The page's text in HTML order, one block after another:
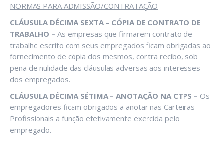
NORMAS PARA ADMISSÃO/CONTRATAÇÃO
CLÁUSULA DÉCIMA SEXTA – CÓPIA DE CONTRATO DE
TRABALHO – As empresas que firmarem contrato de
trabalho escrito com seus empregados ficam obrigadas ao
fornecimento de cópia dos mesmos, contra recibo, sob
pena de nulidade das cláusulas adversas aos interesses
dos empregados.
CLÁUSULA DÉCIMA SÉTIMA – ANOTAÇÃO NA CTPS – Os
empregadores ficam obrigados a anotar nas Carteiras
Profissionais a função efetivamente exercida pelo
empregado.